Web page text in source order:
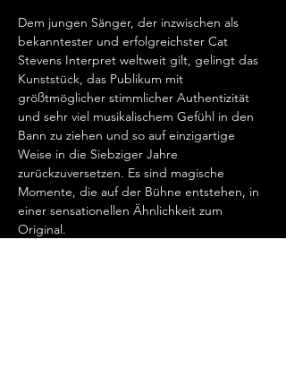
Dem jungen Sänger, der inzwischen als
bekanntester und erfolgreichster Cat
Stevens Interpret weltweit gilt, gelingt das
Kunststück, das Publikum mit
größtmöglicher stimmlicher Authentizität
und sehr viel musikalischem Gefühl in den
Bann zu ziehen und so auf einzigartige
Weise in die Siebziger Jahre
zurückzuversetzen. Es sind magische
Momente, die auf der Bühne entstehen, in
einer sensationellen Ähnlichkeit zum
Original.